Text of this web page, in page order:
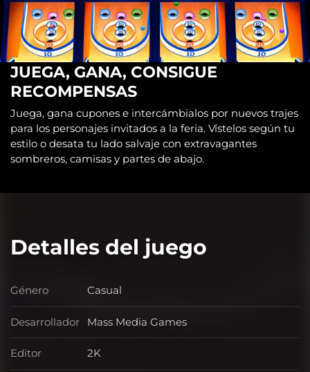
JUEGA, GANA, CONSIGUE
RECOMPENSAS
Juega, gana cupones e intercámbialos por nuevos trajes
para los personajes invitados a la feria. Vístelos según tu
estilo o desata tu lado salvaje con extravagantes
sombreros, camisas y partes de abajo.
Detalles del juego
Género Género
Casual
Desarrollador Desarrollador
Mass Media Games
Editor Editor
2K